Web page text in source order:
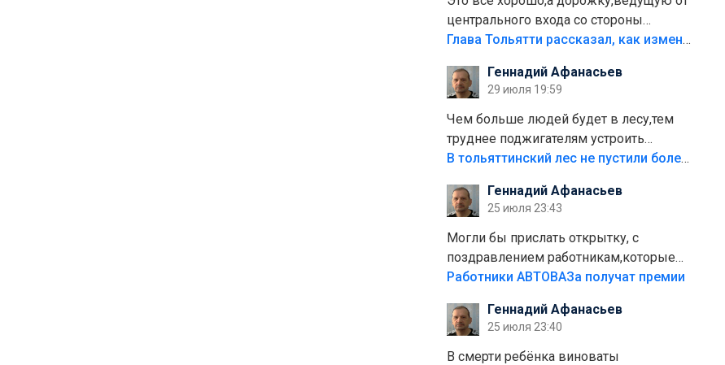
центрального входа со стороны
кафе"Мираж" к аттракционам слабо
плитки не хватило,т.к.осенью и зимой
лежала в парке и испортилась.Да
еще,видимо,часть украли.
Глава Тольятти рассказал, как изменится парк Центрального района
Геннадий Афанасьев
29 июля 19:59
Чем больше людей будет в лесу,тем
труднее поджигателям устроить
пожар.Тех кто разводит костры,тех
полно стоит,почему водители всё
равно едут в лес? Штрафы мизерные.
В тольяттинский лес не пустили более тысячи автомобилей
Геннадий Афанасьев
25 июля 23:43
Могли бы прислать открытку, с
поздравлением работникам,которые
больше сорока лет отработали на
Работники АВТОВАЗа получат премии
Геннадий Афанасьев
25 июля 23:40
В смерти ребёнка виноваты